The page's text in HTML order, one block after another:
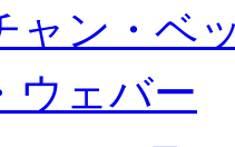
ャン・ベ
ウェバー